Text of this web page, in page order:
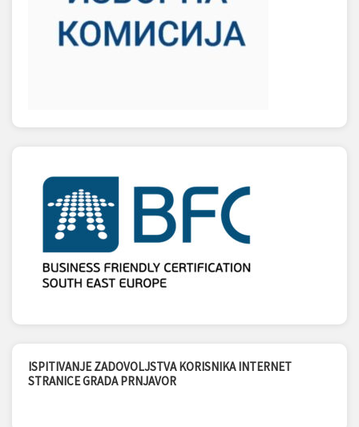
ISPITIVANJE ZADOVOLJSTVA KORISNIKA INTERNET
STRANICE GRADA PRNJAVOR